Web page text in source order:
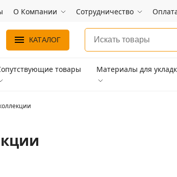
О Компании Сотрудничество
КАТАЛОГ
товары Материалы для